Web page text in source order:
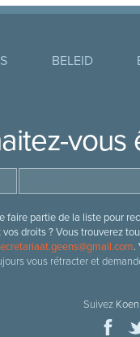
BELEID
vous
partie de la liste pour
droits ? Vous trouverez
.
vous rétracter et
Suivez